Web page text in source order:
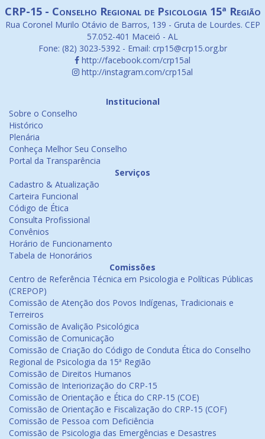
CRP-15 - Conselho Regional de Psicologia 15ª Região
Rua Coronel Murilo Otávio de Barros, 139 - Gruta de Lourdes. CEP
57.052-401 Maceió - AL
Fone: (82) 3023-5392 - Email: crp15@crp15.org.br
http://facebook.com/crp15al
http://instagram.com/crp15al
Institucional
Sobre o Conselho
Histórico
Plenária
Conheça Melhor Seu Conselho
Portal da Transparência
Serviços
Cadastro & Atualização
Carteira Funcional
Código de Ética
Consulta Profissional
Convênios
Horário de Funcionamento
Tabela de Honorários
Comissões
Centro de Referência Técnica em Psicologia e Políticas Públicas
(CREPOP)
Comissão de Atenção dos Povos Indígenas, Tradicionais e
Terreiros
Comissão de Avalição Psicológica
Comissão de Comunicação
Comissão de Criação do Código de Conduta Ética do Conselho
Regional de Psicologia da 15ª Região
Comissão de Direitos Humanos
Comissão de Interiorização do CRP-15
Comissão de Orientação e Ética do CRP-15 (COE)
Comissão de Orientação e Fiscalização do CRP-15 (COF)
Comissão de Pessoa com Deficiência
Comissão de Psicologia das Emergências e Desastres